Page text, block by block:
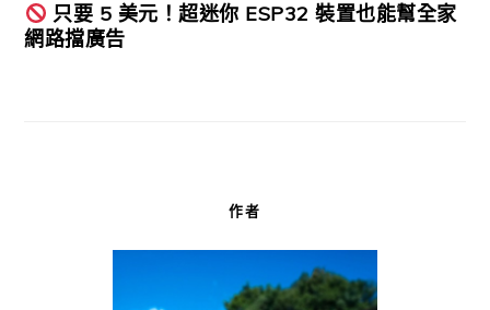
只要 5 美元！超迷你 ESP32 裝置也能幫全家
網路擋廣告
作者